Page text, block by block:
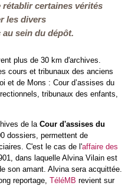
certaines vérités
les divers
sein du dépôt.
plus de 30 km d'archives.
cours et tribunaux des anciens
et de Mons : Cour d’assises du
tribunaux des enfants,
de la Cour d'assises du
dossiers, permettent de
C'est le cas de l'affaire des
dans laquelle Alvina Vilain est
son amant. Alvina sera acquittée.
reportage, TéléMB revient sur